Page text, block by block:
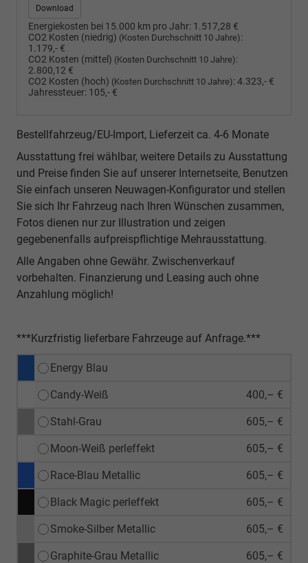
Download
Energiekosten bei 15.000 km pro Jahr: 1.517,28 €
CO2 Kosten (niedrig) (Kosten Durchschnitt 10 Jahre):
1.179,- €
CO2 Kosten (mittel) (Kosten Durchschnitt 10 Jahre):
2.800,12 €
CO2 Kosten (hoch) (Kosten Durchschnitt 10 Jahre):4.323,- €
Jahressteuer: 105,- €
Bestellfahrzeug/EU-Import, Lieferzeit ca. 4-6 Monate
Ausstattung frei wählbar, weitere Details zu Ausstattung
und Preise finden Sie auf unserer Internetseite, Benutzen
Sie einfach unseren Neuwagen-Konfigurator und stellen
Sie sich Ihr Fahrzeug nach Ihren Wünschen zusammen,
Fotos dienen nur zur Illustration und zeigen
gegebenenfalls aufpreispflichtige Mehrausstattung.
Alle Angaben ohne Gewähr. Zwischenverkauf
vorbehalten. Finanzierung und Leasing auch ohne
Anzahlung möglich!
***Kurzfristig lieferbare Fahrzeuge auf Anfrage.***
Energy Blau
Candy-Weiß 400,– €
Stahl-Grau 605,– €
Moon-Weiß perleffekt 605,– €
Race-Blau Metallic 605,– €
Black Magic perleffekt 605,– €
Smoke-Silber Metallic 605,– €
Graphite-Grau Metallic 605,– €